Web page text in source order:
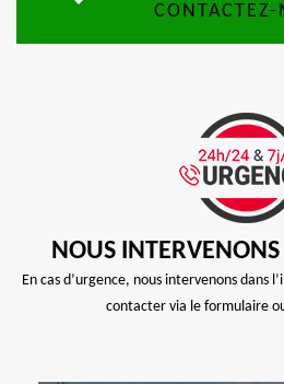
CONTACTEZ-
NOUS
En cas d’urgence, nous intervenons dans
contacter via le formulaire